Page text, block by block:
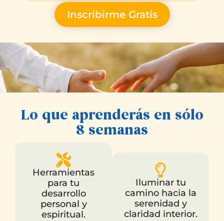
Inscribirme Gratis
Lo que aprenderás en sólo
8 semanas
Herramientas
para tu
desarrollo
personal y
espiritual.
Iluminar tu
camino hacia la
serenidad y
claridad interior.